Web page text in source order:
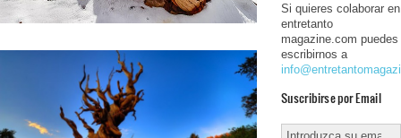
Si quieres colaborar en
entretanto
magazine.com puedes
escribirnos a
Suscribirse por Email